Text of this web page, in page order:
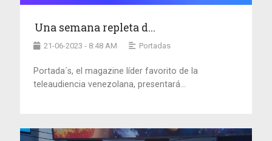
Una semana repleta d...
21-06-2023 - 8:48 AM Portadas
Portada´s, el magazine líder favorito de la
teleaudiencia venezolana, presentará...